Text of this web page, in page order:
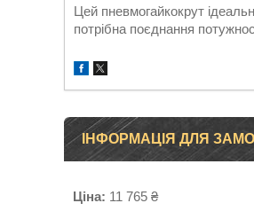
Цей пневмогайкокрут
потрібна поєднання
ІНФОРМАЦІЯ ДЛЯ
Ціна: 11 765 ₴